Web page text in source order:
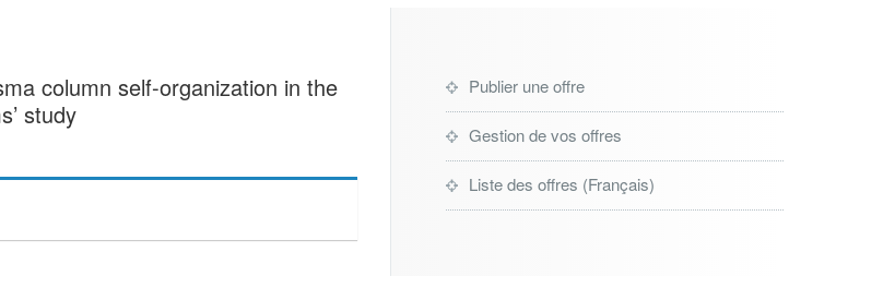
column self-organization in the
study
Publier une offre
Gestion de vos offres
Liste des offres (Français)